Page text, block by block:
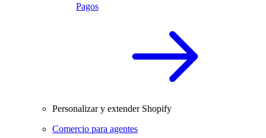
Pagos
Personalizar y extender Shopify
Comercio para agentes